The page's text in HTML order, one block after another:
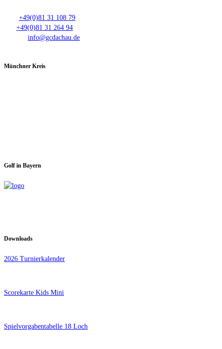
+49(0)81 31 108 79
+49(0)81 31 264 94
info@gcdachau.de
Münchner Kreis
Golf in Bayern
Downloads
2026 Turnierkalender
Scorekarte Kids Mini
Spielvorgabentabelle 18 Loch